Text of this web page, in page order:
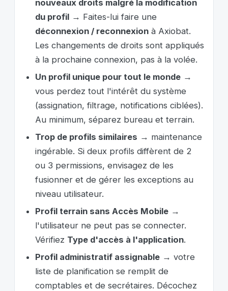
nouveaux droits malgré la modification
du profil → Faites-lui faire une
déconnexion / reconnexion à Axiobat.
Les changements de droits sont appliqués
à la prochaine connexion, pas à la volée.
Un profil unique pour tout le monde →
vous perdez tout l'intérêt du système
(assignation, filtrage, notifications ciblées).
Au minimum, séparez bureau et terrain.
Trop de profils similaires → maintenance
ingérable. Si deux profils diffèrent de 2
ou 3 permissions, envisagez de les
fusionner et de gérer les exceptions au
niveau utilisateur.
Profil terrain sans Accès Mobile →
l'utilisateur ne peut pas se connecter.
Vérifiez Type d'accès à l'application.
Profil administratif assignable → votre
liste de planification se remplit de
comptables et de secrétaires. Décochez